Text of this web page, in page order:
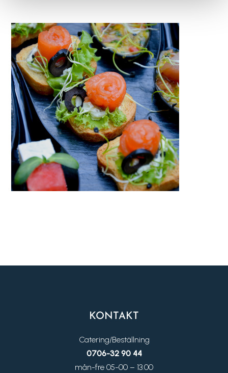
KONTAKT
Catering/Beställning
0706-32 90 44
mån-fre 05-00 – 13.00